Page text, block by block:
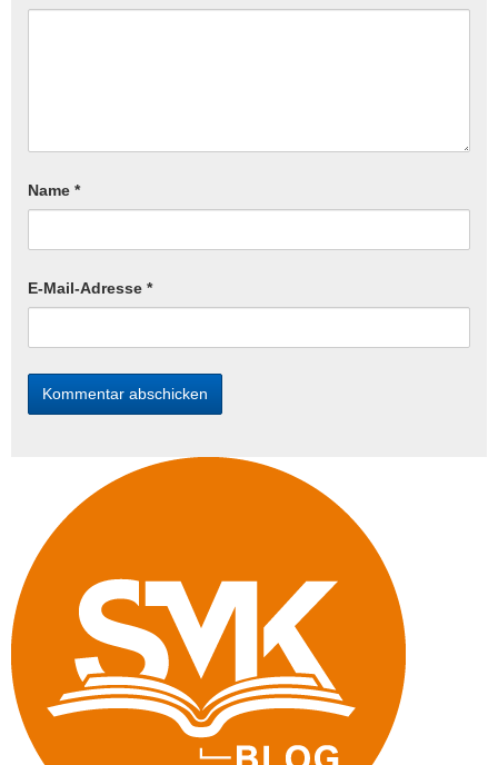
Name *
E-Mail-Adresse *